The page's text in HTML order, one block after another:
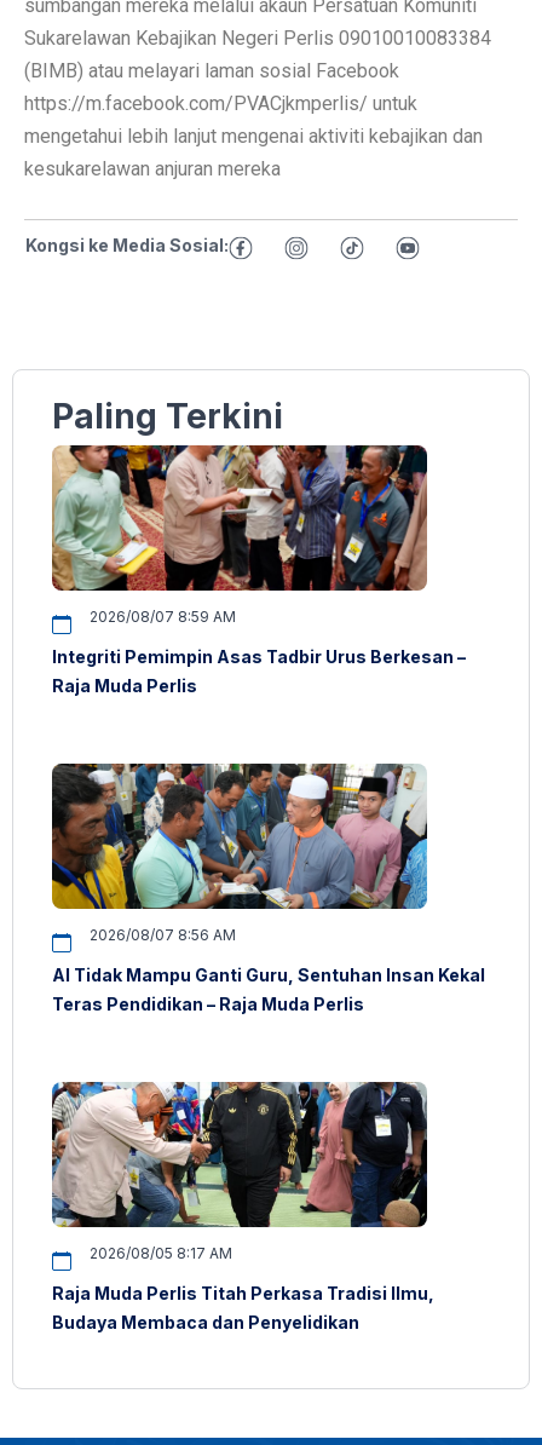
sumbangan mereka melalui akaun Persatuan Komuniti
Sukarelawan Kebajikan Negeri Perlis 09010010083384
(BIMB) atau melayari laman sosial Facebook
https://m.facebook.com/PVACjkmperlis/ untuk
mengetahui lebih lanjut mengenai aktiviti kebajikan dan
kesukarelawan anjuran mereka
Kongsi ke Media Sosial:
Paling Terkini
2026/08/07 8:59 AM
Integriti Pemimpin Asas Tadbir Urus Berkesan –
Raja Muda Perlis
2026/08/07 8:56 AM
AI Tidak Mampu Ganti Guru, Sentuhan Insan Kekal
Teras Pendidikan – Raja Muda Perlis
2026/08/05 8:17 AM
Raja Muda Perlis Titah Perkasa Tradisi Ilmu,
Budaya Membaca dan Penyelidikan